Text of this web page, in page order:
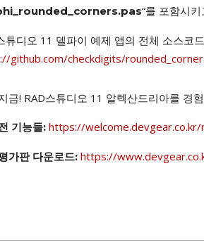
“를 포함시
튜디오 11 델파이 예제 앱의 전체 소스코
github.com/checkdigits/
금! RAD스튜디오 11 알렉산드리아를 경
기능들: https://
가판 다운로드: https://